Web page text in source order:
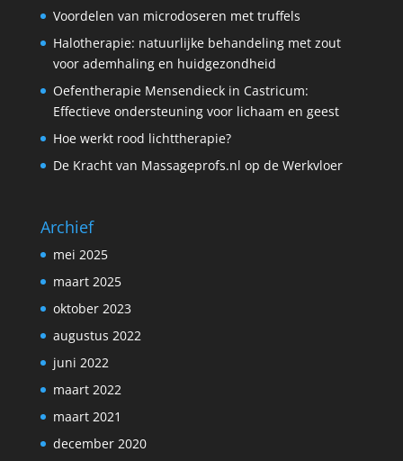
Voordelen van microdoseren met truffels
Halotherapie: natuurlijke behandeling met zout
voor ademhaling en huidgezondheid
Oefentherapie Mensendieck in Castricum:
Effectieve ondersteuning voor lichaam en geest
Hoe werkt rood lichttherapie?
De Kracht van Massageprofs.nl op de Werkvloer
Archief
mei 2025
maart 2025
oktober 2023
augustus 2022
juni 2022
maart 2022
maart 2021
december 2020